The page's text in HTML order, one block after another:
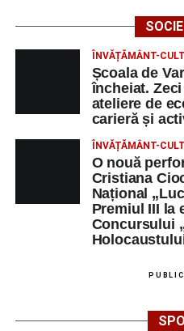
ÎNVĂȚĂMÂNT-
Școala de
încheiat.
ateliere de
carieră și
ÎNVĂȚĂMÂNT-
O nouă
Cristiana
Național
Premiul III la
Concursului